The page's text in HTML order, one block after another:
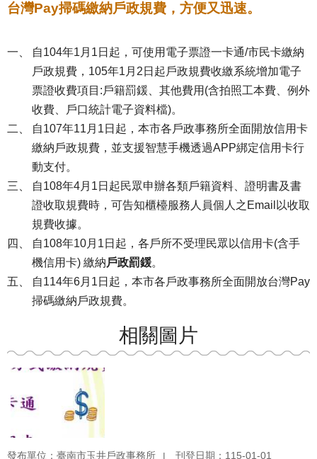
台灣Pay掃碼繳納戶政規費，方便又迅速。
自104年1月1日起，可使用電子票證一卡通/市民卡繳納
戶政規費，105年1月2日起戶政規費收繳系統增加電子
票證收費項目:戶籍罰鍰、其他費用(含拍照工本費、例外
收費、戶口統計電子資料檔)。
自107年11月1日起，本市各戶政事務所全面開放信用卡
繳納戶政規費，並支援智慧手機透過APP綁定信用卡行
動支付。
自108年4月1日起民眾申辦各類戶籍資料、證明書及書
證收取規費時，可告知櫃檯服務人員個人之Email以收取
規費收據。
自108年10月1日起，各戶所不受理民眾以信用卡(含手
機信用卡) 繳納戶政罰鍰。
自114年6月1日起，本市各戶政事務所全面開放台灣Pay
掃碼繳納戶政規費。
相關圖片
發布單位：臺南市玉井戶政事務所
刊登日期：115-01-01